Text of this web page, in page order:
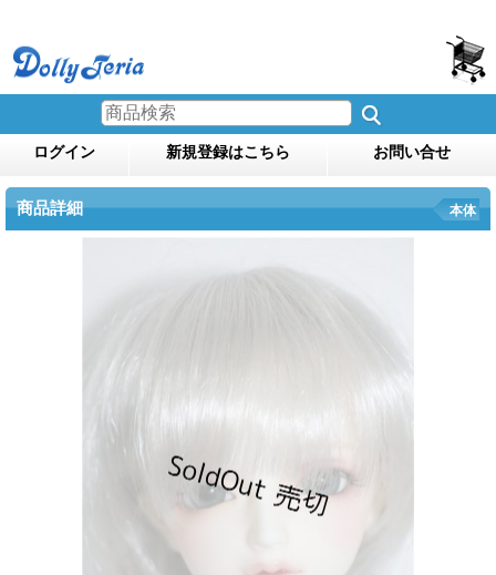
ログイン 新規登録はこちら お問い合せ
商品詳細 本体